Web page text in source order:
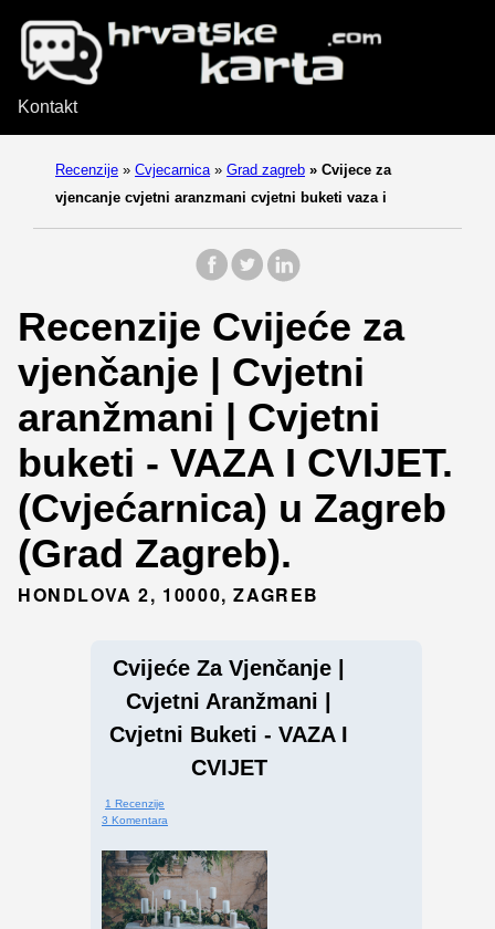
Kontakt
Recenzije » Cvjecarnica » Grad zagreb » Cvijece za
vjencanje cvjetni aranzmani cvjetni buketi vaza i
Recenzije Cvijeće za
vjenčanje | Cvjetni
aranžmani | Cvjetni
buketi - VAZA I CVIJET.
(Cvjećarnica) u Zagreb
(Grad Zagreb).
HONDLOVA 2, 10000, ZAGREB
Cvijeće Za Vjenčanje |
Cvjetni Aranžmani |
Cvjetni Buketi - VAZA I
CVIJET
1 Recenzije
3 Komentara